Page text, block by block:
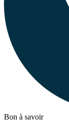
Bon à savoir